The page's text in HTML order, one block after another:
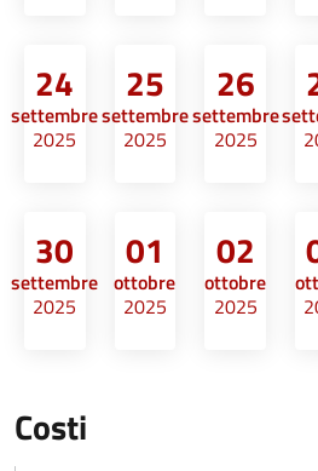
24
settembre
2025
25
settembre
2025
26
settembre
2025
30
settembre
2025
01
ottobre
2025
02
ottobre
2025
Costi